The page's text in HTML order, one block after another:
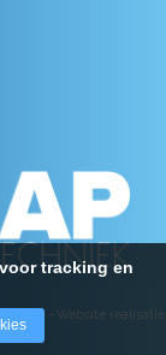
- Website realisatie
tracking en